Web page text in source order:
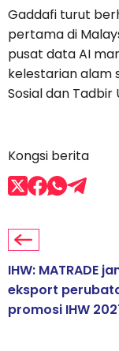
Gaddafi turut
pertama di
pusat data AI
kelestarian alam
Sosial dan Tadbir
Kongsi berita
IHW: MATRADE
eksport
promosi IHW